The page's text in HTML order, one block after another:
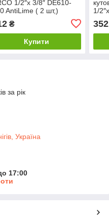
1/2″х 3/8″ DE610-
AntiLime ( 2 шт,)
₴
Купити
1/
352
за рік
Україна
17:00